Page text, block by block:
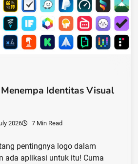
Identitas Visual
2026 7 Min Read
pentingnya logo dalam
ada aplikasi untuk itu! Cuma